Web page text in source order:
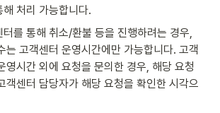
처리 가능합니다.
터를 통해 취소/환불 등을 진행하려는 경우,
는 고객센터 운영시간에만 가능합니다. 고객
영시간 외에 요청을 문의한 경우, 해당 요청
객센터 담당자가 해당 요청을 확인한 시각으